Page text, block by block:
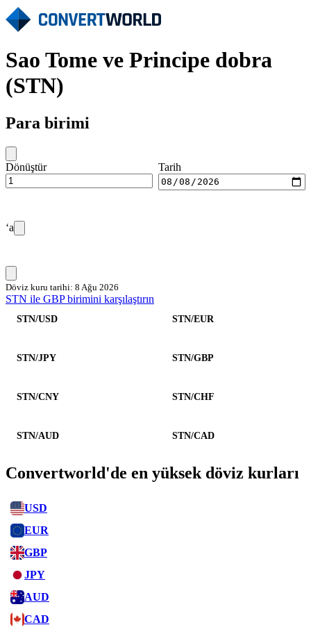
Sao Tome ve Principe dobra
(STN)
Para birimi
Dönüştür Tarih
‘a
Döviz kuru tarihi: 8 Ağu 2026
STN ile GBP birimini karşılaştırın
STN/USD STN/EUR
STN/JPY STN/GBP
STN/CNY STN/CHF
STN/AUD STN/CAD
Convertworld'de en yüksek döviz kurları
USD
EUR
GBP
JPY
AUD
CAD